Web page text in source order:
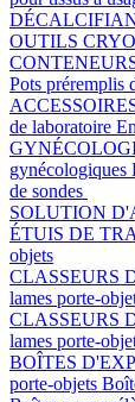
OUTILS
Pots préremplis
de laboratoire
gynécologiques
de sondes
SOLUTION
ÉTUIS DE
objets
CLASSEURS
lames porte-
CLASSEURS
lames porte-
BOÎTES
porte-objets